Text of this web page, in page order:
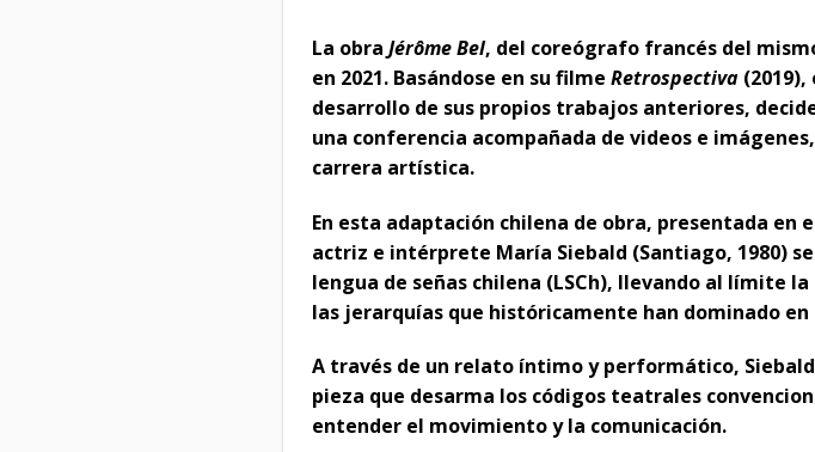
La obra Jérôme Bel, del coreógrafo francés del
en 2021. Basándose en su filme Retrospectiva
desarrollo de sus propios trabajos anteriores,
una conferencia acompañada de videos e
carrera artística.
En esta adaptación chilena de obra, presentada en
actriz e intérprete María Siebald (Santiago, 1980)
lengua de señas chilena (LSCh), llevando al límite
las jerarquías que históricamente han dominado
A través de un relato íntimo y performático,
pieza que desarma los códigos teatrales
entender el movimiento y la comunicación.